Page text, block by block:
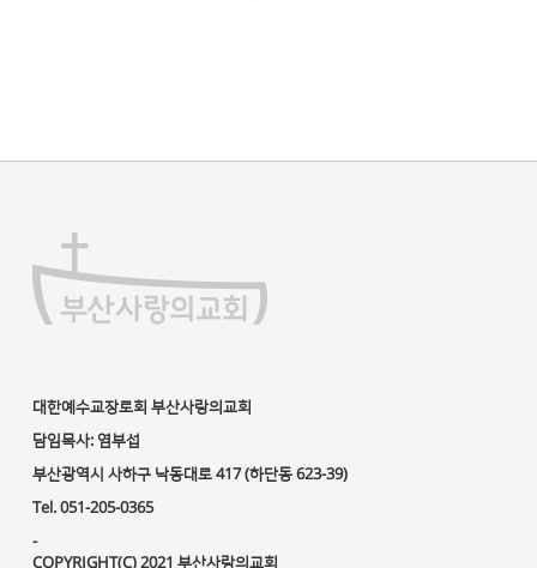
대한예수교장로회 부산사랑의교회
담임목사: 염부섭
부산광역시 사하구 낙동대로 417 (하단동 623-39)
Tel. 051-205-0365
-
COPYRIGHT(C) 2021 부산사랑의교회